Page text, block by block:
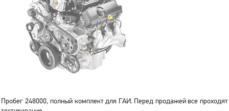
Пробег 248000, полный комплект для ГАИ. Перед продажей все проходят